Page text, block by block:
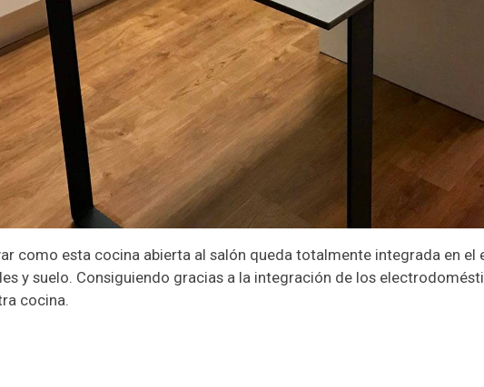
como esta cocina abierta al salón queda totalmente integrada en el
y suelo. Consiguiendo gracias a la integración de los
cocina.